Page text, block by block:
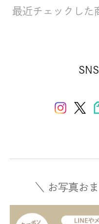
最近チェックした
＼ お写真お